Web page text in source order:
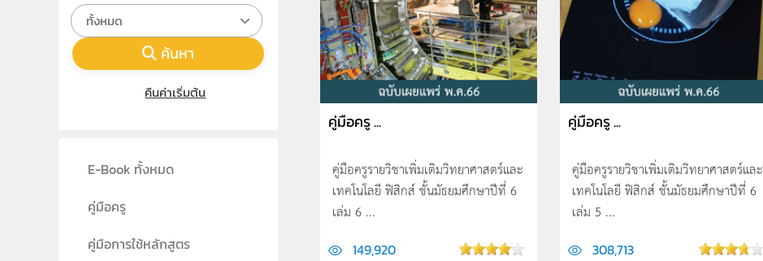
คู่มือครู ...
คู่มือครูรายวิชาเพิ่มเติมวิทยาศาสตร์และ
เทคโนโลยี ฟิสิกส์ ชั้นมัธยมศึกษาปีที่ 6
เล่ม 6 ...
149,920
คู่มือครู ...
คู่มือครูรายวิชาเพิ่มเติมวิทยาศาสตร์และ
เทคโนโลยี ฟิสิกส์ ชั้นมัธยมศึกษาปีที่ 6
เล่ม 5 ...
308,713
ทั้งหมด
ค้นหา
คืนค่าเริ่มต้น
E-Book ทั้งหมด
คู่มือครู
คู่มือการใช้หลักสูตร